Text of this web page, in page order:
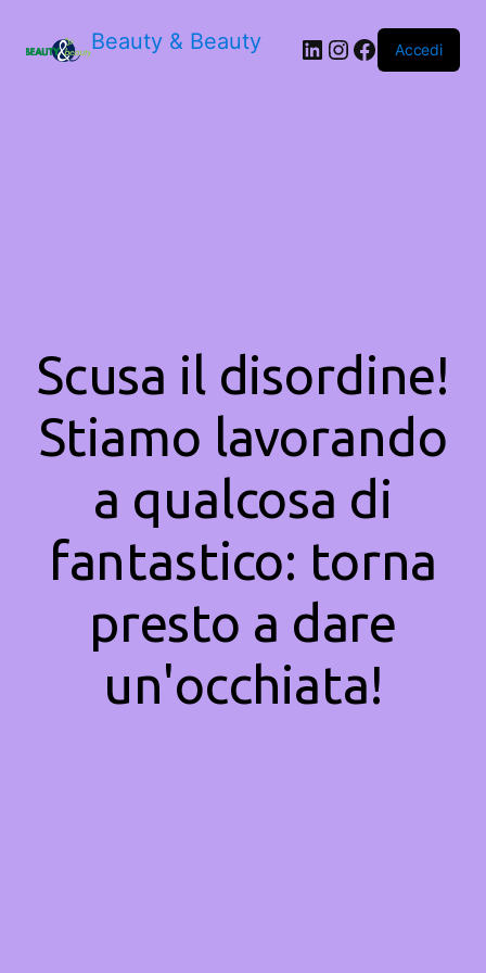
Beauty & Beauty LinkedIn
Instagram
Facebook
Accedi
Scusa il disordine!
Stiamo lavorando
a qualcosa di
fantastico: torna
presto a dare
un'occhiata!